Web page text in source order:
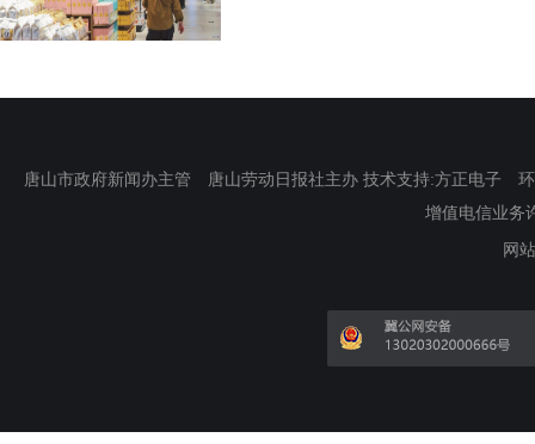
唐山市政府新闻办主管 唐山劳动日报社主办 技术支持:方正电子
增值电信业务
网